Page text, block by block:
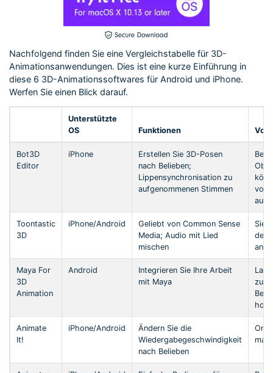
Nachfolgend finden Sie eine Vergleichstabelle für 3D-
Animationsanwendungen. Dies ist eine kurze Einführung in
diese 6 3D-Animationssoftwares für Android und iPhone.
Werfen Sie einen Blick darauf.
Unterstützte
OS
Funktionen
Bot3D
Editor
iPhone
Erstellen Sie 3D-Posen
nach Belieben;
Lippensynchronisation zu
aufgenommenen Stimmen
von
Toontastic
3D
iPhone/Android
Geliebt von Common Sense
Media; Audio mit Lied
mischen
Sie
der
Maya For
3D
Animation
Android
Integrieren Sie Ihre Arbeit
mit Maya
zur
hoch
Animate
It!
iPhone/Android
Ändern Sie die
Wiedergabegeschwindigkeit
nach Belieben